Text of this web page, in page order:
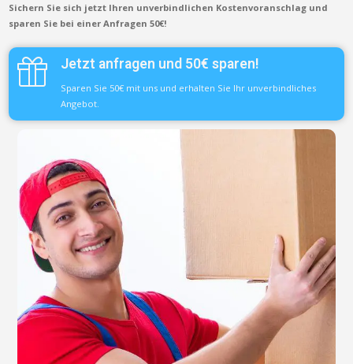
Sichern Sie sich jetzt Ihren unverbindlichen Kostenvoranschlag und
sparen Sie bei einer Anfragen 50€!
Jetzt anfragen und 50€ sparen!
Sparen Sie 50€ mit uns und erhalten Sie Ihr unverbindliches
Angebot.